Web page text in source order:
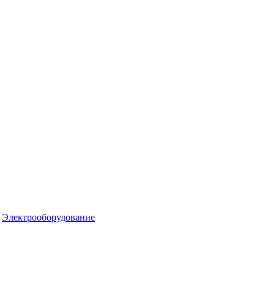
Электрооборудование